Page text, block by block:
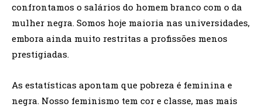
confrontamos o salários do homem branco com o da
mulher negra. Somos hoje maioria nas universidades,
embora ainda muito restritas a profissões menos
prestigiadas.
As estatísticas apontam que pobreza é feminina e
negra. Nosso feminismo tem cor e classe, mas mais